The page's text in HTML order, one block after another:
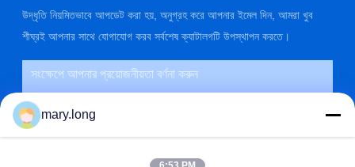
উদ্ধৃতি নিয়মিতভাবে আপডেট করা হয়, অনুগ্রহ করে আপনার ইমেল দিন, আমরা খুব
শীঘ্রই আপনার সাথে যোগাযোগ করব সর্বশেষ ক্যাটালগটি উপস্থাপন করতে।
mary.long